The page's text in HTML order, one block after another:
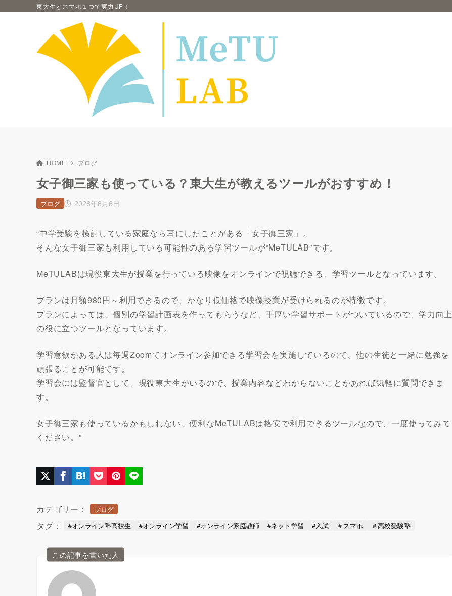
東大生とスマホ１つで実力UP！
HOME ブログ
女子御三家も使っている？東大生が教えるツールがおすすめ！
2026年6月6日
ブログ
“中学受験を検討している家庭なら耳にしたことがある「女子御三家」。
そんな女子御三家も利用している可能性のある学習ツールが“MeTULAB”です。
MeTULABは現役東大生が授業を行っている映像をオンラインで視聴できる、学習ツールとなっています。
プランは月額980円～利用できるので、かなり低価格で映像授業が受けられるのが特徴です。
プランによっては、個別の学習計画表を作ってもらうなど、手厚い学習サポートがついているので、学力向上
の役に立つツールとなっています。
学習意欲がある人は毎週Zoomでオンライン参加できる学習会を実施しているので、他の生徒と一緒に勉強を
頑張ることが可能です。
学習会には監督官として、現役東大生がいるので、授業内容などわからないことがあれば気軽に質問できま
す。
女子御三家も使っているかもしれない、便利なMeTULABは格安で利用できるツールなので、一度使ってみて
ください。”
カテゴリー： ブログ
タグ： #オンライン塾高校生 #オンライン学習 #オンライン家庭教師 #ネット学習 #入試 ＃スマホ ＃高校受験塾
この記事を書いた人